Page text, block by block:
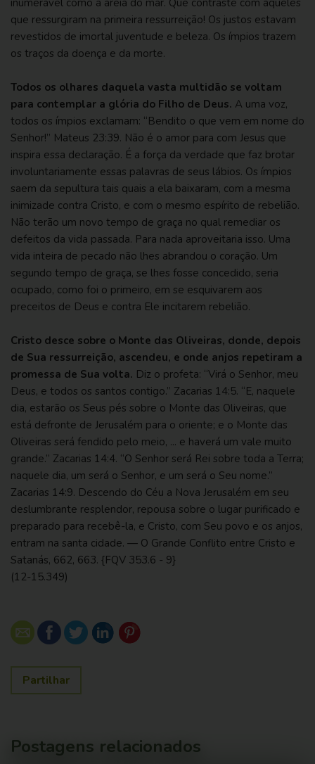
que ressurgiram na primeira ressurreição! Os justos estavam
revestidos de imortal juventude e beleza. Os ímpios trazem
os traços da doença e da morte.
Todos os olhares daquela vasta multidão se voltam
para contemplar a glória do Filho de Deus. A uma voz,
todos os ímpios exclamam: “Bendito o que vem em nome do
Senhor!” Mateus 23:39. Não é o amor para com Jesus que
inspira essa declaração. É a força da verdade que faz brotar
involuntariamente essas palavras de seus lábios. Os ímpios
saem da sepultura tais quais a ela baixaram, com a mesma
inimizade contra Cristo, e com o mesmo espírito de rebelião.
Não terão um novo tempo de graça no qual remediar os
defeitos da vida passada. Para nada aproveitaria isso. Uma
vida inteira de pecado não lhes abrandou o coração. Um
segundo tempo de graça, se lhes fosse concedido, seria
ocupado, como foi o primeiro, em se esquivarem aos
preceitos de Deus e contra Ele incitarem rebelião.
Cristo desce sobre o Monte das Oliveiras, donde, depois
de Sua ressurreição, ascendeu, e onde anjos repetiram a
promessa de Sua volta. Diz o profeta: “Virá o Senhor, meu
Deus, e todos os santos contigo.” Zacarias 14:5. “E, naquele
dia, estarão os Seus pés sobre o Monte das Oliveiras, que
está defronte de Jerusalém para o oriente; e o Monte das
Oliveiras será fendido pelo meio, ... e haverá um vale muito
grande.” Zacarias 14:4. “O Senhor será Rei sobre toda a Terra;
naquele dia, um será o Senhor, e um será o Seu nome.”
Zacarias 14:9. Descendo do Céu a Nova Jerusalém em seu
deslumbrante resplendor, repousa sobre o lugar purificado e
preparado para recebê-la, e Cristo, com Seu povo e os anjos,
entram na santa cidade. — O Grande Conflito entre Cristo e
Satanás, 662, 663. {FQV 353.6 - 9}
(12-15.349)
Partilhar
Postagens relacionados